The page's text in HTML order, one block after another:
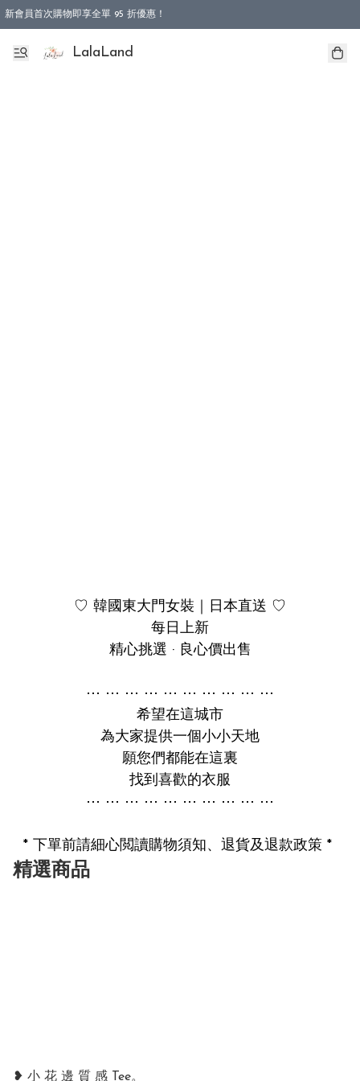
新會員首次購物即享全單 95 折優惠！
特選會員可享全單低至 9 折優惠！
LalaLand
♡ 韓國東大門女裝｜日本直送 ♡
每日上新
精心挑選 · 良心價出售
⋯ ⋯ ⋯ ⋯ ⋯ ⋯ ⋯ ⋯ ⋯ ⋯
希望在這城市
為大家提供一個小小天地
願您們都能在這裏
找到喜歡的衣服
⋯ ⋯ ⋯ ⋯ ⋯ ⋯ ⋯ ⋯ ⋯ ⋯
* 下單前請細心閲讀購物須知、退貨及退款政策 *
精選商品
❥ 小 花 邊 質 感 Tee。